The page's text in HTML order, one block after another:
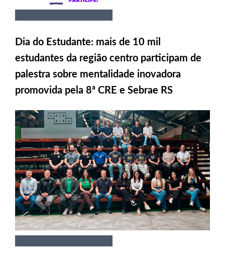
Dia do Estudante: mais de 10 mil
estudantes da região centro participam de
palestra sobre mentalidade inovadora
promovida pela 8ª CRE e Sebrae RS